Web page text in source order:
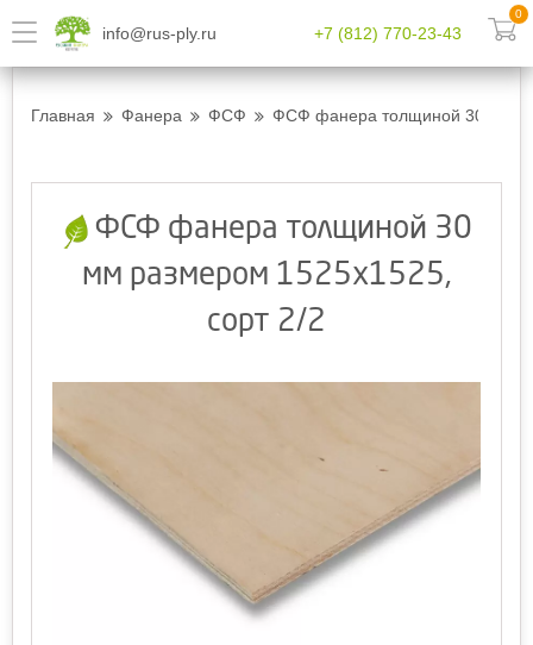
info@rus-ply.ru +7 (812) 770-23-43
0
Главная Фанера ФСФ ФСФ фанера толщиной 30 мм
ФСФ фанера толщиной 30
мм размером 1525x1525,
сорт 2/2